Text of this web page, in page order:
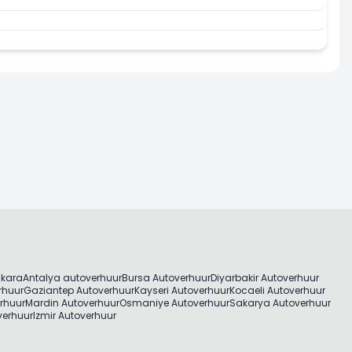
Huren Nu
Antalya autoverhuurBursa AutoverhuurDiyarbakir Autoverhuur
Gaziantep AutoverhuurKayseri AutoverhuurKocaeli Autoverhuur
Mardin AutoverhuurOsmaniye AutoverhuurSakarya Autoverhuur
Izmir Autoverhuur